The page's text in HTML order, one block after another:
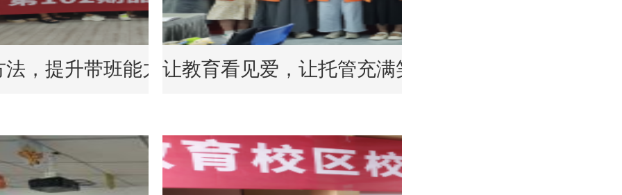
，提升带班能力 | 品牌托管师训会衡水站干货满满
让教育看见爱，让托管充满笑 | 品牌托管师训会快乐